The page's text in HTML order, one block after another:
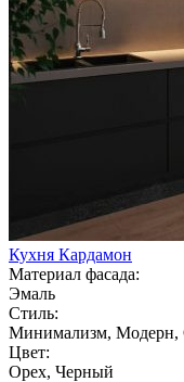
Кухня Кардамон
Материал фасада:
Эмаль
Стиль:
Минимализм, Модерн,
Цвет:
Орех, Черный